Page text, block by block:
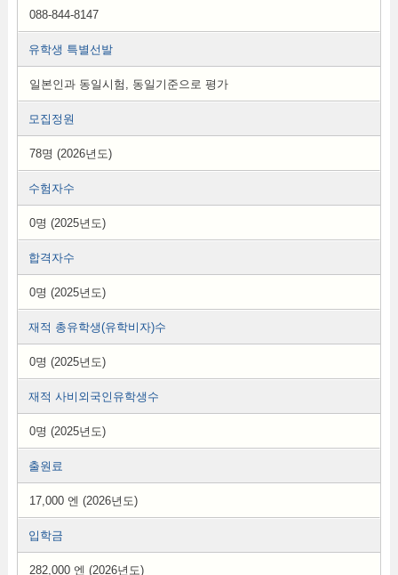
088-844-8147
유학생 특별선발
일본인과 동일시험, 동일기준으로 평가
모집정원
78명 (2026년도)
수험자수
0명 (2025년도)
합격자수
0명 (2025년도)
재적 총유학생(유학비자)수
0명 (2025년도)
재적 사비외국인유학생수
0명 (2025년도)
출원료
17,000 엔 (2026년도)
입학금
282,000 엔 (2026년도)